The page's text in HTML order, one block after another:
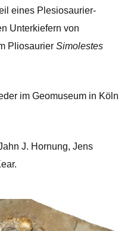
eines Plesiosaurier-
Unterkiefern von
Pliosaurier Simolestes
im Geomuseum in Köln
J. Hornung, Jens